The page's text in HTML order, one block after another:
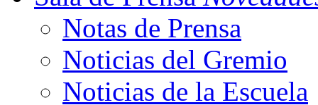
Notas de Prensa
Noticias del Gremio
Noticias de la Escuela